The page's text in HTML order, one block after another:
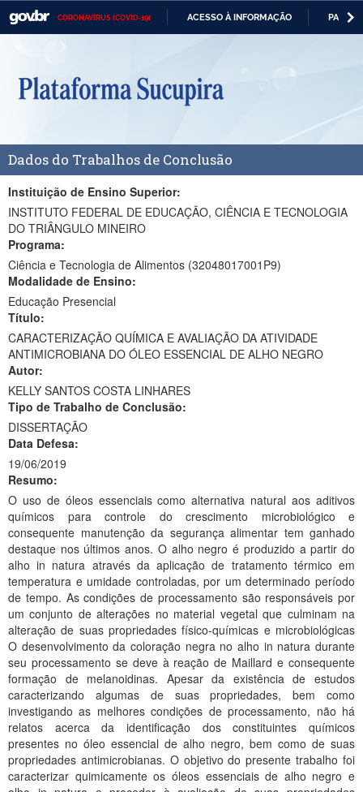
CORONAVÍRUS (COVID-19) ACESSO À INFORMAÇÃO
Casa Civil
Ministério da Defesa
Ministério da Economia
Ministério da Infraestrutura
Ministério da Agricultura, Pecuária e Abastecimento
Ministério da Educação
Ministério da Cidadania
Ministério da Saúde
Ministério de Minas e Energia
Ministério do Meio Ambiente
Ministério do Turismo
Ministério do Desenvolvimento Regional
Controladoria-Geral da União
Ministério da Mulher, da Família e dos Direitos Humanos
Secretaria-Geral
Secretaria de Governo
Gabinete de Segurança Institucional
Advocacia-Geral da União
Banco Central do Brasil
Planalto
Dados do Trabalhos de Conclusão
Instituição de Ensino Superior:
INSTITUTO FEDERAL DE EDUCAÇÃO, CIÊNCIA E TECNOLOGIA
DO TRIÂNGULO MINEIRO
Programa:
Ciência e Tecnologia de Alimentos (32048017001P9)
Modalidade de Ensino:
Educação Presencial
Título:
CARACTERIZAÇÃO QUÍMICA E AVALIAÇÃO DA ATIVIDADE
ANTIMICROBIANA DO ÓLEO ESSENCIAL DE ALHO NEGRO
Autor:
KELLY SANTOS COSTA LINHARES
Tipo de Trabalho de Conclusão:
DISSERTAÇÃO
Data Defesa:
19/06/2019
Resumo:
O uso de óleos essenciais como alternativa natural aos aditivos
químicos para controle do crescimento microbiológico e
consequente manutenção da segurança alimentar tem ganhado
destaque nos últimos anos. O alho negro é produzido a partir do
alho in natura através da aplicação de tratamento térmico em
temperatura e umidade controladas, por um determinado período
de tempo. As condições de processamento são responsáveis por
um conjunto de alterações no material vegetal que culminam na
alteração de suas propriedades físico-químicas e microbiológicas
O desenvolvimento da coloração negra no alho in natura durante
seu processamento se deve à reação de Maillard e consequente
formação de melanoidinas. Apesar da existência de estudos
caracterizando algumas de suas propriedades, bem como
investigando as melhores condições de processamento, não há
relatos acerca da identificação dos constituintes químicos
presentes no óleo essencial de alho negro, bem como de suas
propriedades antimicrobianas. O objetivo do presente trabalho foi
caracterizar quimicamente os óleos essenciais de alho negro e